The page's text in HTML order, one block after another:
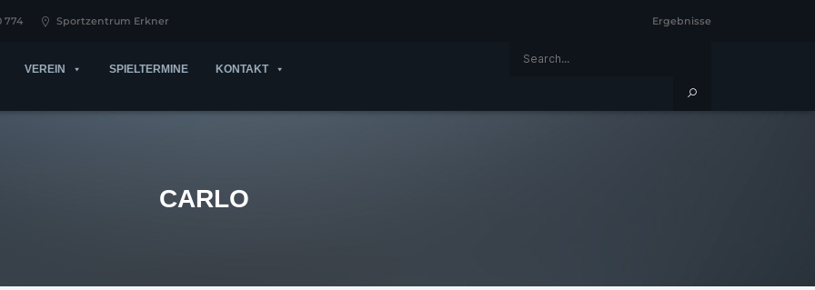
774 Sportzentrum Erkner Ergebnisse
VEREIN SPIELTERMINE KONTAKT
CARLO